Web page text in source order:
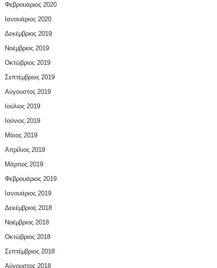
Φεβρουάριος 2020
Ιανουάριος 2020
Δεκέμβριος 2019
Νοέμβριος 2019
Οκτώβριος 2019
Σεπτέμβριος 2019
Αύγουστος 2019
Ιούλιος 2019
Ιούνιος 2019
Μάιος 2019
Απρίλιος 2019
Μάρτιος 2019
Φεβρουάριος 2019
Ιανουάριος 2019
Δεκέμβριος 2018
Νοέμβριος 2018
Οκτώβριος 2018
Σεπτέμβριος 2018
Αύγουστος 2018